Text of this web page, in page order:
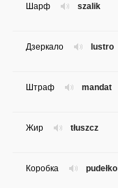
szalik
Шарф
lustro
Дзеркало
mandat
Штраф
tłuszcz
Жир
pudełko
Коробка